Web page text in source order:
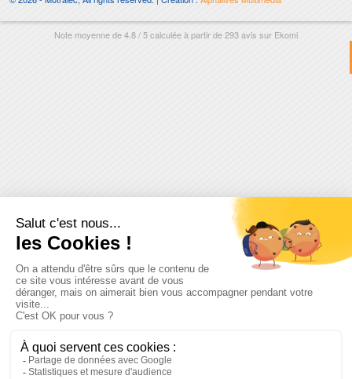
Note moyenne de4.8/5calculée à partir de293avis sur Ekomi